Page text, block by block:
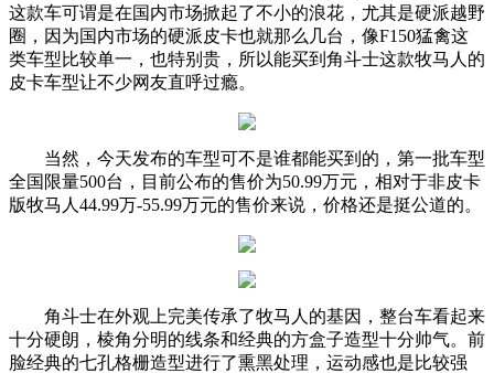
这款车可谓是在国内市场掀起了不小的浪花，尤其是硬派越野
圈，因为国内市场的硬派皮卡也就那么几台，像F150猛禽这
类车型比较单一，也特别贵，所以能买到角斗士这款牧马人的
皮卡车型让不少网友直呼过瘾。
当然，今天发布的车型可不是谁都能买到的，第一批车型
全国限量500台，目前公布的售价为50.99万元，相对于非皮卡
版牧马人44.99万-55.99万元的售价来说，价格还是挺公道的。
角斗士在外观上完美传承了牧马人的基因，整台车看起来
十分硬朗，棱角分明的线条和经典的方盒子造型十分帅气。前
脸经典的七孔格栅造型进行了熏黑处理，运动感也是比较强